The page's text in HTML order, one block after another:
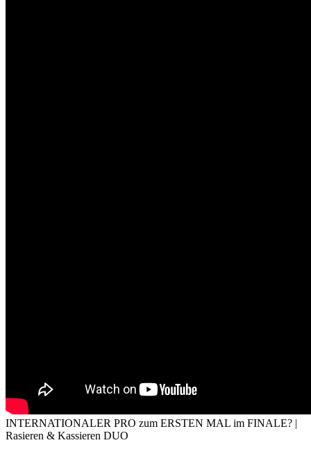
INTERNATIONALER PRO zum ERSTEN MAL im FINALE? |
Rasieren & Kassieren DUO